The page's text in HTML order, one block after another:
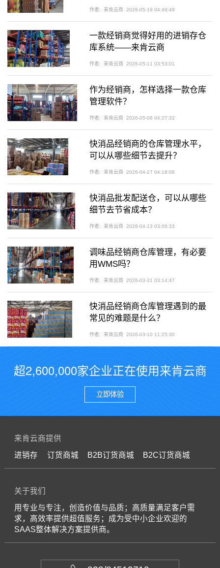
季？
作者: 来肯云商 2026-05-19 04:49:49
一款经销商觉得好用的进销存仓
库系统——来肯云商
作者: 来肯云商 2026-05-11 03:53:01
作为经销商，怎样选择一款仓库
管理软件？
作者: 来肯云商 2026-05-08 04:27:32
快消品经销商的仓库管理水平，
可以从哪些细节去提升？
作者: 来肯云商 2026-04-27 04:18:08
快消品批发配送仓，可以从哪些
细节去节省成本？
作者: 来肯云商 2026-04-13 03:06:33
调味品经销商仓库管理，有必要
用WMS吗？
作者: 来肯云商 2026-03-31 03:14:47
快消品经销商仓库管理遇到的最
常见的难题是什么？
作者: 来肯云商 2026-03-10 11:25:30
超2,600,000家企业正在使用来肯云商
立即体验
来肯云商提供
进销存 订货商城 B2B订货商城 B2C订货商城
关于我们
用专业与专注，创造价值与品质；高质量满足客户需
求，高效率提供超值服务；成为受中小企业欢迎的
SAAS整体解决方案提供商。